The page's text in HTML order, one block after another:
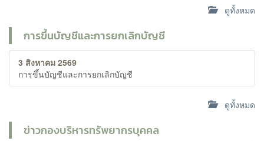
ดูทั้งหมด
การขึ้นบัญชีและการยกเลิกบัญชี
3 สิงหาคม 2569
การขึ้นบัญชีและการยกเลิกบัญชี
ดูทั้งหมด
ข่าวกองบริหารทรัพยากรบุคคล